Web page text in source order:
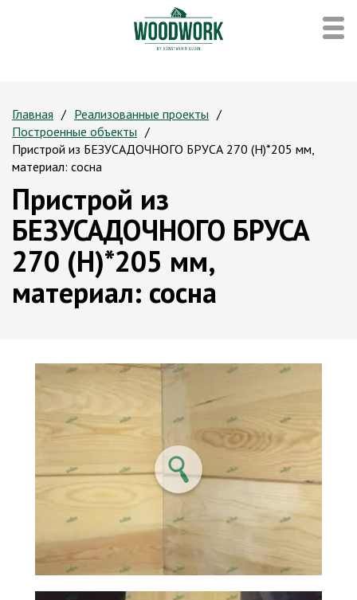
Главная
Реализованные проекты
Построенные объекты
Пристрой из БЕЗУСАДОЧНОГО БРУСА 270 (H)*205 мм,
материал: сосна
Пристрой из
БЕЗУСАДОЧНОГО БРУСА
270 (H)*205 мм,
материал: сосна